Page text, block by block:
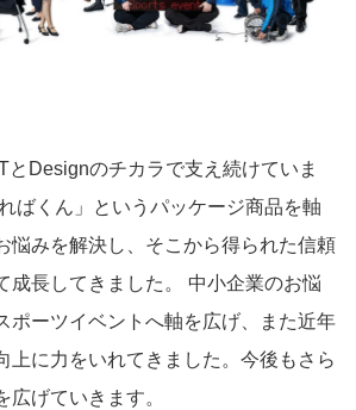
とDesignのチカラで支え続けていま
ばくん」というパッケージ商品を軸
悩みを解決し、そこから得られた信頼
成長してきました。 中小企業のお悩
ポーツイベントへ軸を広げ、また近年
上に力をいれてきました。今後もさら
広げていきます。